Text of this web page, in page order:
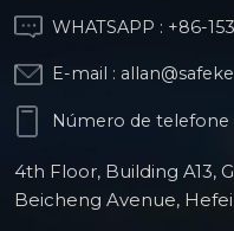
WHATSAPP : +86-
E-mail :
Número de telefone
4th Floor, Building A13,
Beicheng Avenue,